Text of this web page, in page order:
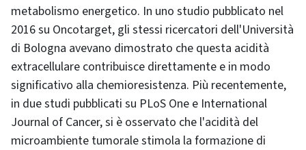
metabolismo energetico. In uno studio pubblicato nel
2016 su Oncotarget, gli stessi ricercatori dell'Università
di Bologna avevano dimostrato che questa acidità
extracellulare contribuisce direttamente e in modo
significativo alla chemioresistenza. Più recentemente,
in due studi pubblicati su PLoS One e International
Journal of Cancer, si è osservato che l'acidità del
microambiente tumorale stimola la formazione di